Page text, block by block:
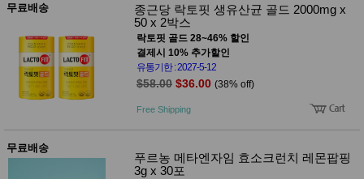
무료배송
종근당 락토핏 생유산균 골드 2000mg x
50 x 2박스
락토핏 골드 28~46% 할인
결제시 10% 추가할인
유통기한 : 2027-5-12
$58.00 $36.00 (38% off)
Free Shipping
무료배송
푸르농 메타엔자임 효소크런치 레몬팝핑
3g x 30포